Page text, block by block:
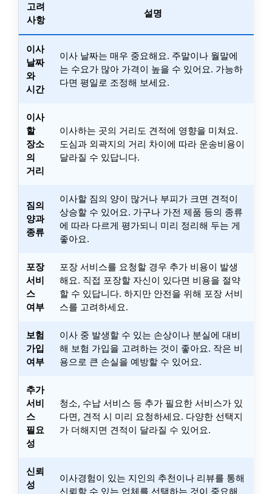
고려
사항
설명
이사
날짜
와
시간
이사 날짜는 매우 중요해요. 주말이나 월말에
는 수요가 많아 가격이 높을 수 있어요. 가능하
다면 평일로 조정해 보세요.
이사
할
장소
의
거리
이사하는 곳의 거리도 견적에 영향을 미쳐요.
도심과 외곽지의 거리 차이에 따라 운송비용이
달라질 수 있답니다.
짐의
양과
종류
이사할 짐의 양이 많거나 부피가 크면 견적이
상승할 수 있어요. 가구나 가전 제품 등의 종류
에 따라 다르게 평가되니 미리 정리해 두는 게
좋아요.
포장
서비
스
여부
포장 서비스를 요청할 경우 추가 비용이 발생
해요. 직접 포장할 자신이 있다면 비용을 절약
할 수 있답니다. 하지만 안전을 위해 포장 서비
스를 고려하세요.
보험
가입
여부
이사 중 발생할 수 있는 손상이나 분실에 대비
해 보험 가입을 고려하는 것이 좋아요. 작은 비
용으로 큰 손실을 예방할 수 있어요.
추가
서비
스
필요
성
청소, 수납 서비스 등 추가 필요한 서비스가 있
다면, 견적 시 미리 요청하세요. 다양한 선택지
가 더해지면 견적이 달라질 수 있어요.
신뢰
성
이사경험이 있는 지인의 추천이나 리뷰를 통해
신뢰할 수 있는 업체를 선택하는 것이 중요해